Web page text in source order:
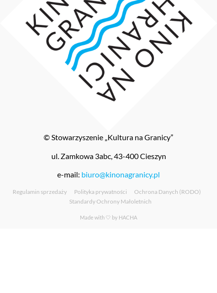
© Stowarzyszenie „Kultura na Granicy”
ul. Zamkowa 3abc, 43-400 Cieszyn
e-mail: biuro@kinonagranicy.pl
Regulamin sprzedaży Polityka prywatności
Ochrona Danych (RODO)
Standardy Ochrony Małoletnich
Made with 🤍 by HACHA